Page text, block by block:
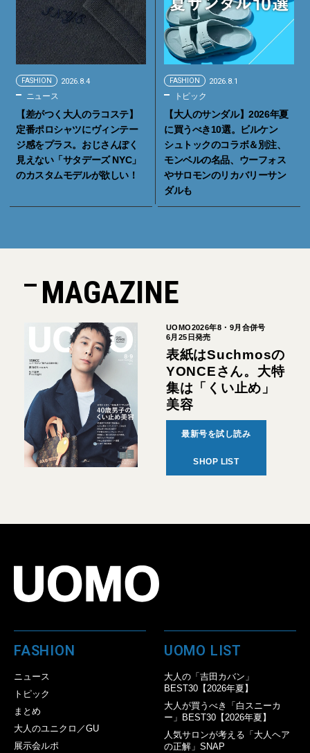
FASHION 2026.8.4
ニュース
【差がつく大人のラコステ】
定番ポロシャツにヴィンテー
ジ感をプラス。おじさんぽく
見えない「サタデーズ NYC」
のカスタムモデルが欲しい！
FASHION 2026.8.1
トピック
【大人のサンダル】2026年夏
に買うべき10選。ビルケン
シュトックのコラボ＆別注、
モンベルの名品、ウーフォス
やサロモンのリカバリーサン
ダルも
MAGAZINE
UOMO2026年8・9月合併号
6月25日発売
表紙はSuchmosの
YONCEさん。大特
集は「くい止め」
美容
最新号を試し読み
SHOP LIST
FASHION
ニュース
トピック
まとめ
大人のユニクロ／GU
展示会ルポ
UOMO LIST
大人の「吉田カバン」
BEST30【2026年夏】
大人が買うべき「白スニーカ
ー」BEST30【2026年夏】
人気サロンが考える「大人ヘア
の正解」SNAP